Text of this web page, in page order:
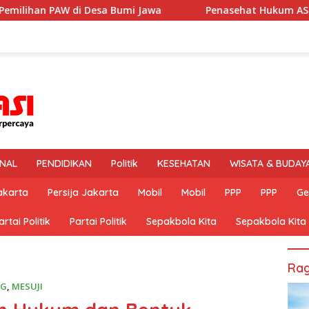
Jawa Penasehat Hukum AS Minta Kliennya Dikontrol
PENDIDIKAN Politik KESEHATAN WISATA &
Persija Jakarta Mobil Mobil PPP PPP
Politik Partai Politik Sepakbola Kita Sepakbola Kita
, MESUJI